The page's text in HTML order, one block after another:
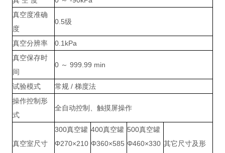
真空度准确
度
0.5级
真空分辨率
0.1kPa
真空保存时
间
0 ～ 999.99 min
试验模式
常规 / 梯度法
操作控制形
式
全自动控制、触摸屏操作
真空室尺寸
300真空罐
Φ270×210
400真空罐
Φ360×585
500真空罐
Φ460×330 其它尺寸及形